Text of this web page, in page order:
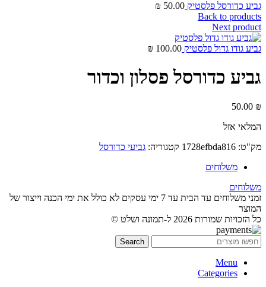
גביע כדורסל פלסטיק 50.00
₪
Back to products
Next product
גביע גודו גדול פלסטיק 100.00
₪
גביע כדורסל פסלון וכדור
50.00 ₪
המלאי אזל
מק"ט: 1728efbda816 קטגוריה: גביעי כדורסל
משלוחים
משלוחים
זמני משלוחים עד הבית עד 7 ימי עסקים לא כולל את ימי הכנה וייצור של
המוצר
כל הזכויות שמורות 2026 ל-תמונה ושלט ©
Search
Menu
Categories